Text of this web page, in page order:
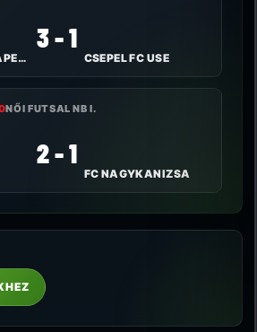
TFSE-TENT BUDAPEST
3 - 1
CSEPEL FC USE
NŐI FUTSAL NB I.
2 - 1
FC NAGYKANIZSA